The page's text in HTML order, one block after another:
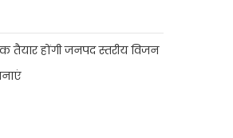
तैयार होंगी जनपद स्तरीय विजन